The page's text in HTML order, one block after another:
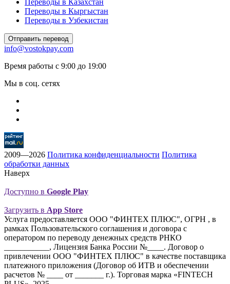
Переводы в Кыргыстан
Переводы в Узбекистан
Отправить перевод
info@vostokpay.com
Время работы с 9:00 до 19:00
Мы в соц. сетях
2009—2026 Политика конфиденциальности Политика
обработки данных
Наверх
Доступно в Google Play
Загрузить в App Store
Услуга предоставляется ООО "ФИНТЕХ ПЛЮС", ОГРН , в
рамках Пользовательского соглашения и договора с
оператором по переводу денежных средств РНКО
___________, Лицензия Банка России №____. Договор о
привлечении ООО "ФИНТЕХ ПЛЮС" в качестве поставщика
платежного приложения (Договор об ИТВ и обеспечении
расчетов № ____ от _______ г.). Торговая марка «FINTECH